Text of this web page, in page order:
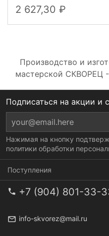
2 627,30
Производство и
мастерской СКВОРЕЦ -
Подписаться на акции и
Нажимая на кнопку
политики обработки
Поступления
+7 (904) 801-33-
info-skvorez@mail.ru